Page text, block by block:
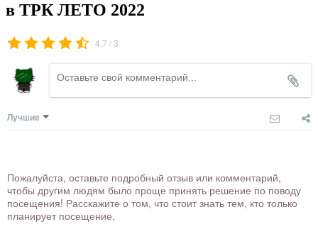
в ТРК ЛЕТО 2022
4.7 /3
Лучшие
Пожалуйста, оставьте подробный отзыв или комментарий,
чтобы другим людям было проще принять решение по поводу
посещения! Расскажите о том, что стоит знать тем, кто только
планирует посещение.